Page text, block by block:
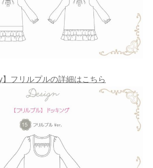
】フリルプルの詳細はこちら